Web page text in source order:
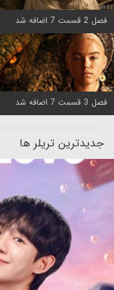
فصل 2 قسمت 7 اضافه شد
فصل 3 قسمت 7 اضافه شد
جدیدترین تریلر ها